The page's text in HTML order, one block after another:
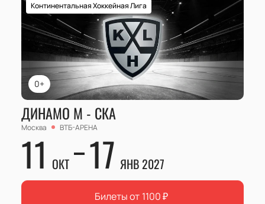
0+
Континентальная Хоккейная Лига
ДИНАМО М - СКА
Москва ВТБ-АРЕНА
11 ОКТ 17 ЯНВ 2027
Билеты от 1100₽